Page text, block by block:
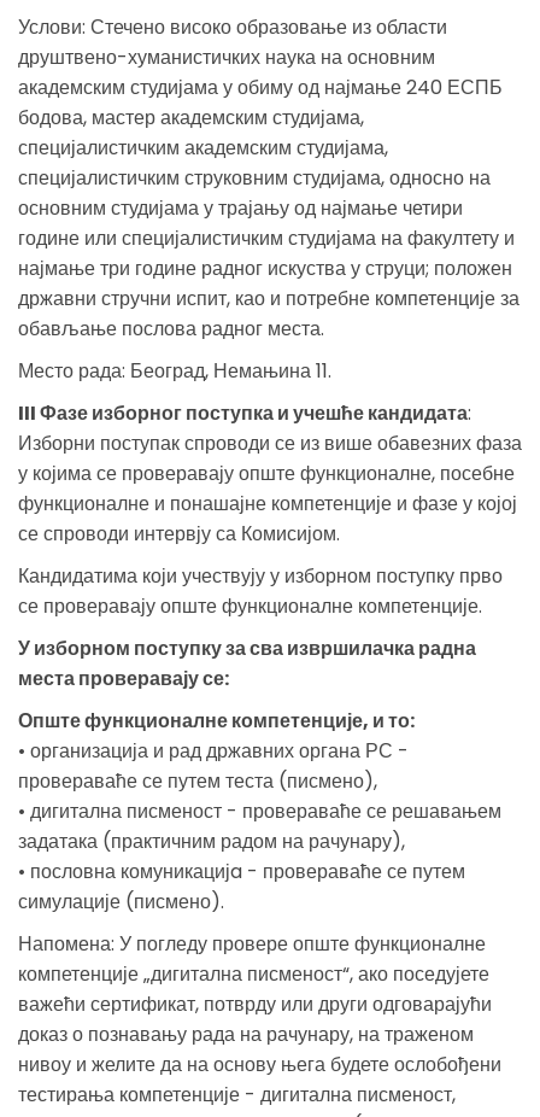
Услови: Стечено високо образовање из области
друштвено-хуманистичких наука на основним
академским студијама у обиму од најмање 240 ЕСПБ
бодова, мастер академским студијама,
специјалистичким академским студијама,
специјалистичким струковним студијама, односно на
основним студијама у трајању од најмање четири
године или специјалистичким студијама на факултету и
најмање три године радног искуства у струци; положен
државни стручни испит, као и потребне компетенције за
обављање послова радног места.
Место рада: Београд, Немањина 11.
III Фазе изборног поступка и учешће кандидата:
Изборни поступак спроводи се из више обавезних фаза
у којима се проверавају опште функционалне, посебне
функционалне и понашајне компетенције и фазе у којој
се спроводи интервју са Комисијом.
Кандидатима који учествују у изборном поступку прво
се проверавају опште функционалне компетенције.
У изборном поступку за сва извршилачка радна
места проверавају се:
Опште функционалне компетенције, и то:
• организација и рад државних органа РС -
провераваће се путем теста (писмено),
• дигитална писменост - провераваће се решавањем
задатака (практичним радом на рачунару),
• пословна комуникацијa - провераваће се путем
симулације (писмено).
Напомена: У погледу провере опште функционалне
компетенције „дигитална писменост“, ако поседујете
важећи сертификат, потврду или други одговарајући
доказ о познавању рада на рачунару, на траженом
нивоу и желите да на основу њега будете ослобођени
тестирања компетенције - дигитална писменост,